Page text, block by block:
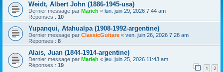
Weidt, Albert John (1886-1945-usa)
Dernier message par Marieh « lun. juin 29, 2026 7:44 am
Réponses : 10
Yupanqui, Atahualpa (1908-1992-argentine)
Dernier message par ClassicGuitare « ven. juin 26, 2026 7:28 am
Réponses : 8
Alais, Juan (1844-1914-argentine)
Dernier message par Marieh « jeu. juin 25, 2026 11:43 am
Réponses : 19 1 2